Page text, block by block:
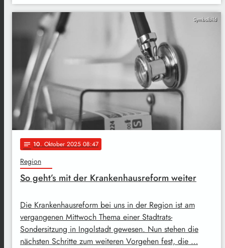
Symbolbild
notes 10. Oktober 2025 08:47
Region
So geht’s mit der Krankenhausreform weiter
Die Krankenhausreform bei uns in der Region ist am
vergangenen Mittwoch Thema einer Stadtrats-
Sondersitzung in Ingolstadt gewesen. Nun stehen die
nächsten Schritte zum weiteren Vorgehen fest, die …